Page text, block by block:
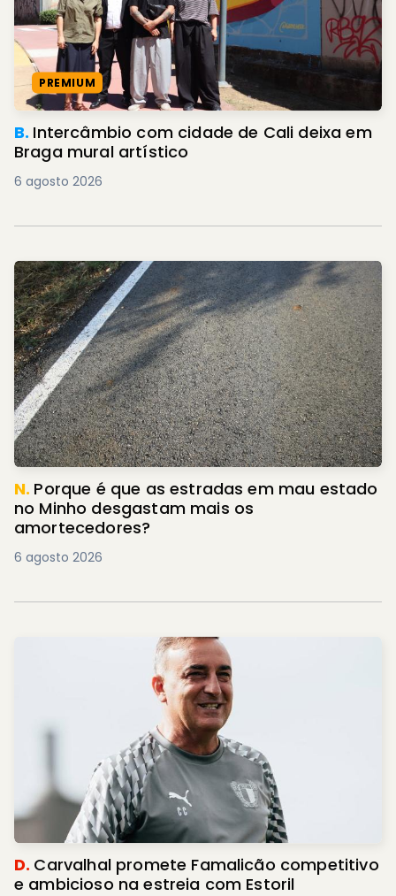
PREMIUM
B. Intercâmbio com cidade de Cali deixa em
Braga mural artístico
6 agosto 2026
N. Porque é que as estradas em mau estado
no Minho desgastam mais os
amortecedores?
6 agosto 2026
D. Carvalhal promete Famalicão competitivo
e ambicioso na estreia com Estoril